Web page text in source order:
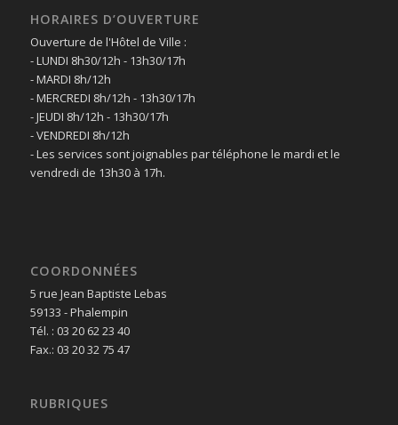
HORAIRES D’OUVERTURE
Ouverture de l'Hôtel de Ville :
- LUNDI 8h30/12h - 13h30/17h
- MARDI 8h/12h
- MERCREDI 8h/12h - 13h30/17h
- JEUDI 8h/12h - 13h30/17h
- VENDREDI 8h/12h
- Les services sont joignables par téléphone le mardi et le
vendredi de 13h30 à 17h.
COORDONNÉES
5 rue Jean Baptiste Lebas
59133 - Phalempin
Tél. : 03 20 62 23 40
Fax.: 03 20 32 75 47
RUBRIQUES